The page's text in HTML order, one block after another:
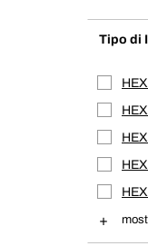
Tipo di